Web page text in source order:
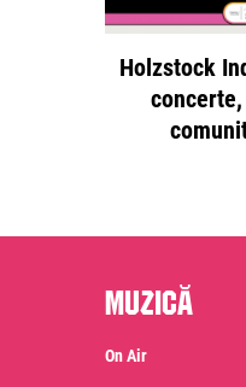
Holzstock
Muzică
On Air